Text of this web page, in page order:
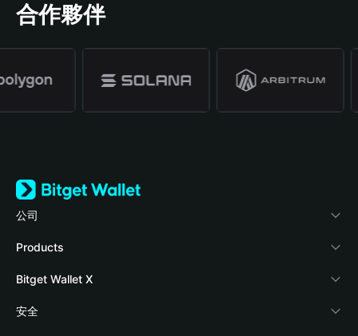
合作夥伴
公司
關於 Bitget Wallet
部落格
學院
Products
Crypto Card
Stablecoin Earn
Bitget Wallet X
開發者文件
安全